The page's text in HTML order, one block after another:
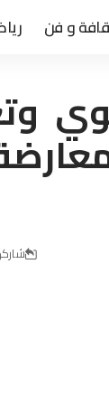
و فن